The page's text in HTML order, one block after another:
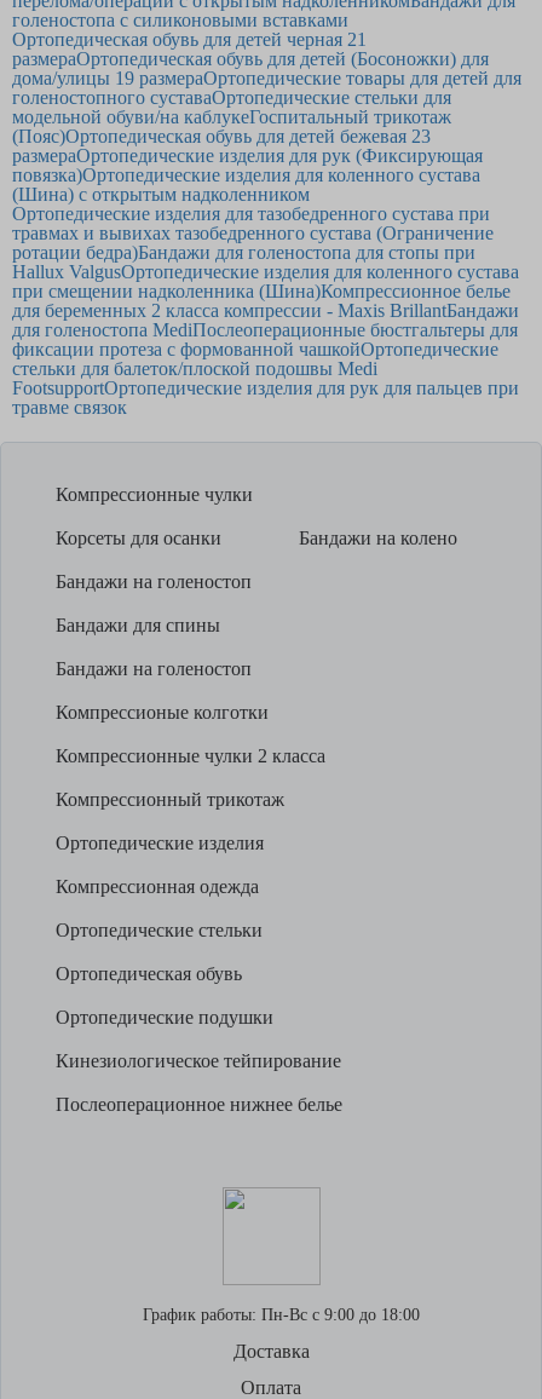
голеностопа с силиконовыми вставками
Ортопедическая обувь для детей черная 21
размераОртопедическая обувь для детей (Босоножки) для
дома/улицы 19 размераОртопедические товары для детей для
голеностопного суставаОртопедические стельки для
модельной обуви/на каблукеГоспитальный трикотаж
(Пояс)Ортопедическая обувь для детей бежевая 23
размераОртопедические изделия для рук (Фиксирующая
повязка)Ортопедические изделия для коленного сустава
(Шина) с открытым надколенником
Ортопедические изделия для тазобедренного сустава при
травмах и вывихах тазобедренного сустава (Ограничение
ротации бедра)Бандажи для голеностопа для стопы при
Hallux ValgusОртопедические изделия для коленного сустава
при смещении надколенника (Шина)Компрессионное белье
для беременных 2 класса компрессии - Maxis BrillantБандажи
для голеностопа MediПослеоперационные бюстгальтеры для
фиксации протеза с формованной чашкойОртопедические
стельки для балеток/плоской подошвы Medi
FootsupportОртопедические изделия для рук для пальцев при
травме связок
Компрессионные чулки
Корсеты для осанки Бандажи на колено
Бандажи на голеностоп
Бандажи для спины
Бандажи на голеностоп
Компрессионые колготки
Компрессионные чулки 2 класса
Компрессионный трикотаж
Ортопедические изделия
Компрессионная одежда
Ортопедические стельки
Ортопедическая обувь
Ортопедические подушки
Кинезиологическое тейпирование
Послеоперационное нижнее белье
График работы: Пн-Вс с 9:00 до 18:00
Доставка
Оплата